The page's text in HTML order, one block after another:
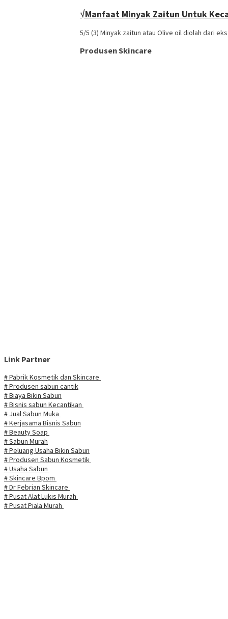
√Manfaat Minyak Zaitun Untuk
5/5 (3) Minyak zaitun atau Olive oil diolah dari
Produsen Skincare
Link Partner
# Pabrik Kosmetik dan Skincare
# Produsen sabun cantik
# Biaya Bikin Sabun
# Bisnis sabun Kecantikan
# Jual Sabun Muka
# Kerjasama Bisnis Sabun
# Beauty Soap
# Sabun Murah
# Peluang Usaha Bikin Sabun
# Produsen Sabun Kosmetik
# Usaha Sabun
# Skincare Bpom
# Dr Febrian Skincare
# Pusat Alat Lukis Murah
# Pusat Piala Murah